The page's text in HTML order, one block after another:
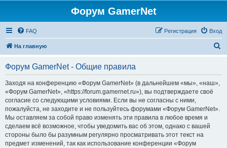
Форум GamerNet
FAQ Вход
Регистрация
На главную
Форум GamerNet - Общие правила
Заходя на конференцию «Форум GamerNet» (в дальнейшем «мы», «наш»,
«Форум GamerNet», «https://forum.gamernet.ru»), вы подтверждаете своё
согласие со следующими условиями. Если вы не согласны с ними,
пожалуйста, не заходите и не пользуйтесь форумами «Форум GamerNet».
Мы оставляем за собой право изменять эти правила в любое время и
сделаем всё возможное, чтобы уведомить вас об этом, однако с вашей
стороны было бы разумным регулярно просматривать этот текст на
предмет изменений, так как использование конференции «Форум